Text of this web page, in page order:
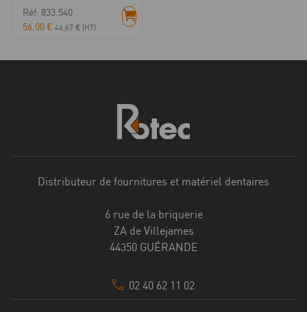
Réf: 833.540
56,00€ 46,67 € (HT)
Distributeur de fournitures et matériel dentaires
6 rue de la briquerie
ZA de Villejames
44350 GUÉRANDE
02 40 62 11 02